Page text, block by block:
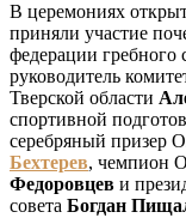
В церемониях
приняли участие
федерации гребного
руководитель
Тверской области
спортивной
серебряный призер
Бехтерев, чемпион
Федоровцев и
совета Богдан